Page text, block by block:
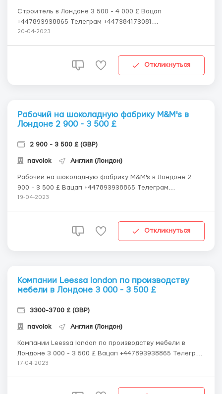
Строитель в Лондоне 3 500 - 4 000 £ Вацап
+447893938865 Телеграм +447384173081
Великобритания, Лондон Описание вакансии: Готовы
как разнорабочие, так и специалисты по различным
20-04-2023
Откликнуться
Рабочий на шоколадную фабрику M&M's в
Лондоне 2 900 - 3 500 £
2 900 - 3 500 £ (GBP)
navolok Англия (Лондон)
Рабочий на шоколадную фабрику M&M's в Лондоне 2
900 - 3 500 £ Вацап +447893938865 Телеграм
+447384173081 Обязанности: Поставка товаров на
готовой продукции; Контроль качества готовой проду...
19-04-2023
Откликнуться
Компании Leessa london по производству
мебели в Лондоне 3 000 - 3 500 £
3300-3700 £ (GBP)
navolok Англия (Лондон)
Компании Leessa london по производству мебели в
Лондоне 3 000 - 3 500 £ Вацап +447893938865 Телеграм
+447384173081 Требования: Мужчины, женщины,
17-04-2023